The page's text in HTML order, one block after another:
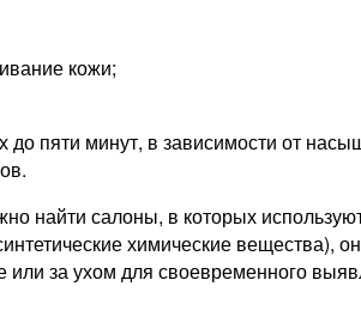
кожи;
до пяти минут, в зависимости от
найти салоны, в которых
химические вещества),
за ухом для своевременного